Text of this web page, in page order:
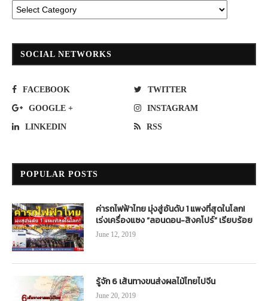
SOCIAL NETWORKS
FACEBOOK TWITTER
GOOGLE + INSTAGRAM
LINKEDIN RSS
POPULAR POSTS
ค่ารถไฟฟ้าไทย มุ่งสู่อันดับ 1 แพงที่สุดในโลก!
เร่งเครื่องแซง “ลอนดอน-สิงคโปร์” เรียบร้อย
June 12, 2019
รู้จัก 6 เส้นทางขนส่งผลไม้ไทยไปจีน
June 20, 2019